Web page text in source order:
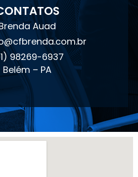
Auad
98269-6937
Belém – PA